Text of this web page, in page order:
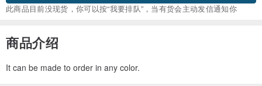
此商品目前没现货，你可以按“我要排队”，当有货会主动发信通知你
商品介绍
It can be made to order in any color.